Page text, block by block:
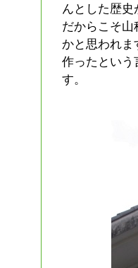
んとした歴
だからこそ
かと思われ
作ったという
す。